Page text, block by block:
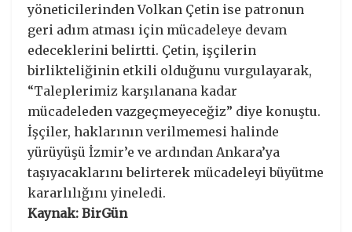
yöneticilerinden Volkan Çetin ise patronun
geri adım atması için mücadeleye devam
edeceklerini belirtti. Çetin, işçilerin
birlikteliğinin etkili olduğunu vurgulayarak,
“Taleplerimiz karşılanana kadar
mücadeleden vazgeçmeyeceğiz” diye konuştu.
İşçiler, haklarının verilmemesi halinde
yürüyüşü İzmir’e ve ardından Ankara’ya
taşıyacaklarını belirterek mücadeleyi büyütme
kararlılığını yineledi.
Kaynak: BirGün